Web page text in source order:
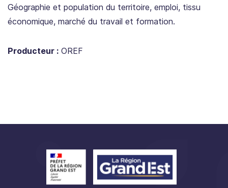
Géographie et population du territoire, emploi, tissu
économique, marché du travail et formation.
Producteur : OREF